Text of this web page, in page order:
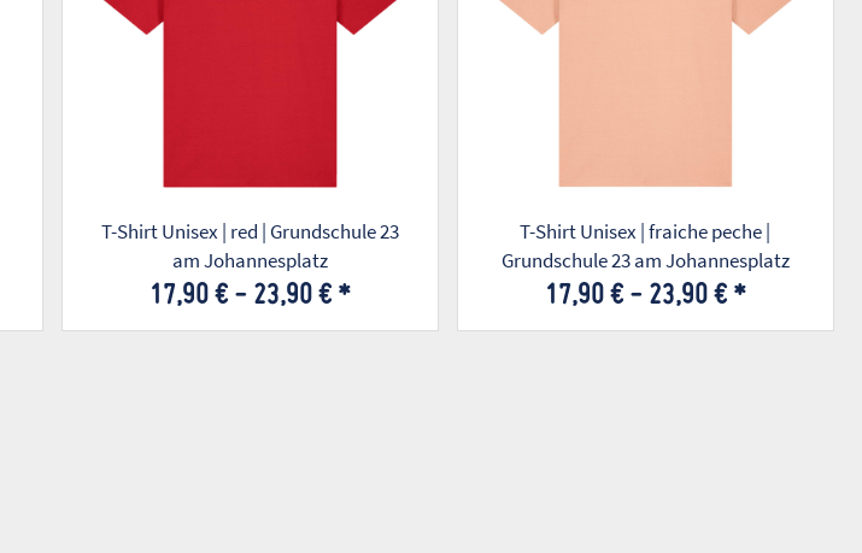
T-Shirt Unisex | red | Grundschule 23
am Johannesplatz
17,90 € - 23,90 € *
T-Shirt Unisex | fraiche peche |
Grundschule 23 am Johannesplatz
17,90 € - 23,90 € *